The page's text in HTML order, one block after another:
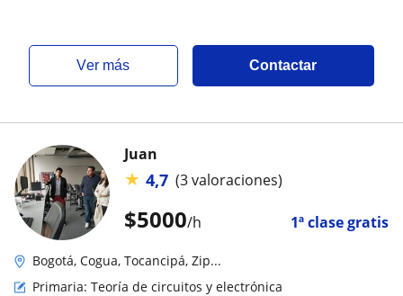
ver más Contactar
$5000/h 1ª clase gratis
Juan
★ 4,7 (3 valoraciones)
Bogotá, Cogua, Tocancipá, Zip...
Primaria: Teoría de circuitos y electrónica